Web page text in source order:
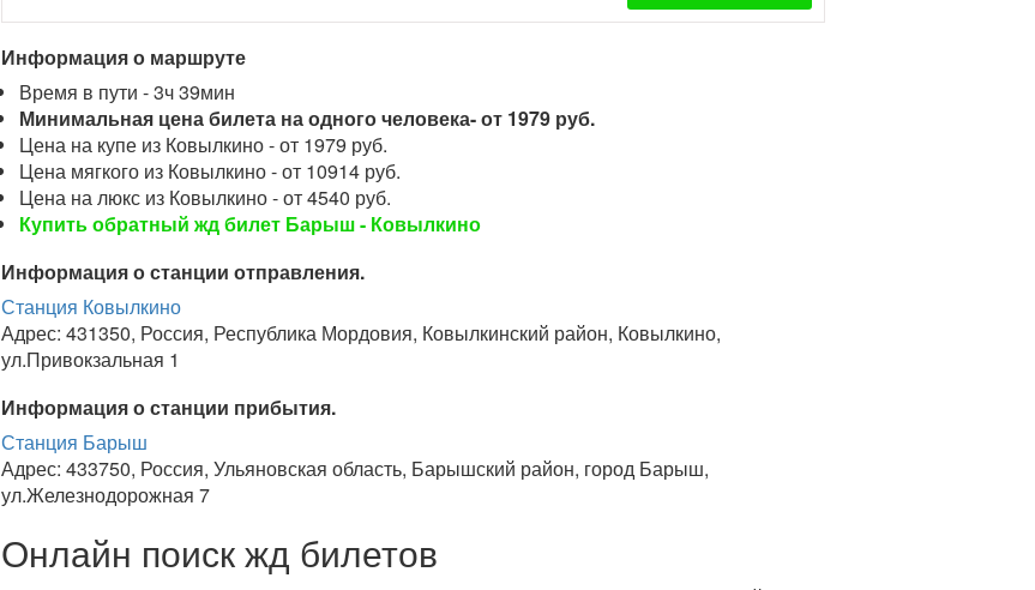
Информация о маршруте
Время в пути - 3ч 39мин
Минимальная цена билета на одного человека- от 1979 руб.
Цена на купе из Ковылкино - от 1979 руб.
Цена мягкого из Ковылкино - от 10914 руб.
Цена на люкс из Ковылкино - от 4540 руб.
Купить обратный жд билет Барыш - Ковылкино
Информация о станции отправления.
Станция Ковылкино
Адрес: 431350, Россия, Республика Мордовия, Ковылкинский район, Ковылкино,
ул.Привокзальная 1
Информация о станции прибытия.
Станция Барыш
Адрес: 433750, Россия, Ульяновская область, Барышский район, город Барыш,
ул.Железнодорожная 7
Онлайн поиск жд билетов